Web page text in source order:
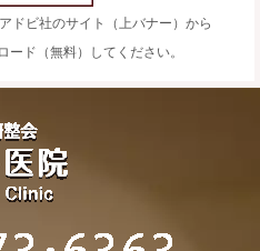
ドビ社のサイト（上バナー）から
ード（無料）してください。